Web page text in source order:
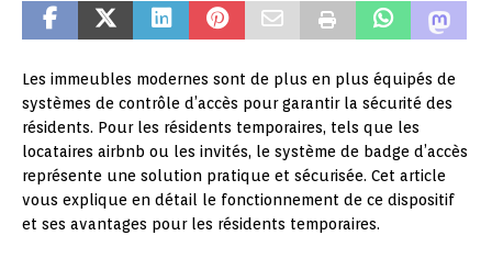
Les immeubles modernes sont de plus en plus équipés de
systèmes de contrôle d’accès pour garantir la sécurité des
résidents. Pour les résidents temporaires, tels que les
locataires airbnb ou les invités, le système de badge d’accès
représente une solution pratique et sécurisée. Cet article
vous explique en détail le fonctionnement de ce dispositif
et ses avantages pour les résidents temporaires.